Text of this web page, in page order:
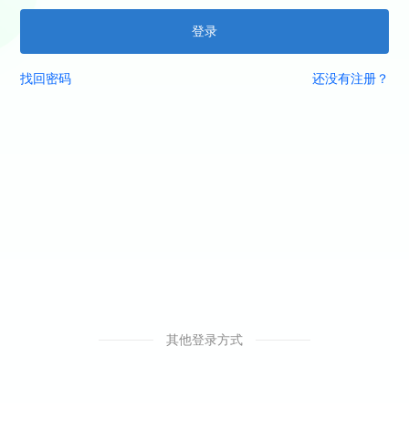
登录
找回密码 还没有注册？
其他登录方式